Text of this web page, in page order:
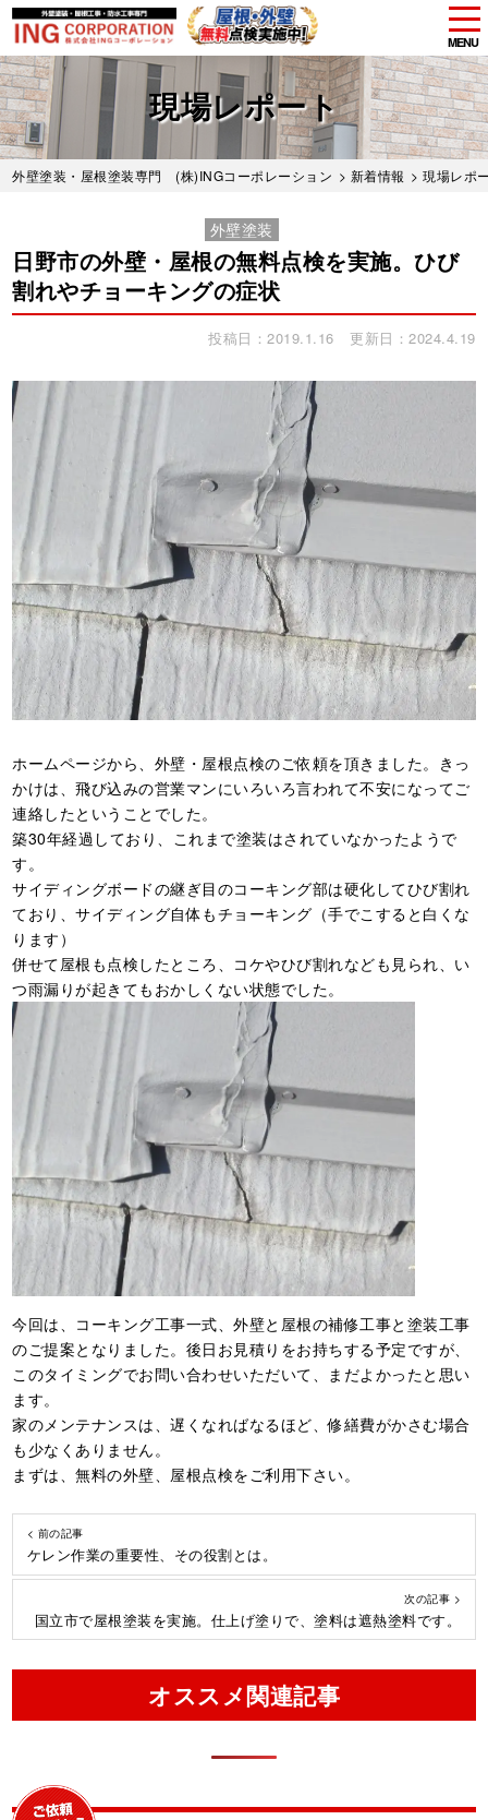
Skip
to
main
content
MENU
現場レポート
外壁塗装・屋根塗装専門 (株)INGコーポレーション > 新着情報 >現場レポ
外壁塗装
日野市の外壁・屋根の無料点検を実施。ひび
割れやチョーキングの症状
投稿日：2019.1.16 更新日：2024.4.19
ホームページから、外壁・屋根点検のご依頼を頂きました。きっ
かけは、飛び込みの営業マンにいろいろ言われて不安になってご
連絡したということでした。
築30年経過しており、これまで塗装はされていなかったようで
す。
サイディングボードの継ぎ目のコーキング部は硬化してひび割れ
ており、サイディング自体もチョーキング（手でこすると白くな
ります）
併せて屋根も点検したところ、コケやひび割れなども見られ、い
つ雨漏りが起きてもおかしくない状態でした。
今回は、コーキング工事一式、外壁と屋根の補修工事と塗装工事
のご提案となりました。後日お見積りをお持ちする予定ですが、
このタイミングでお問い合わせいただいて、まだよかったと思い
ます。
家のメンテナンスは、遅くなればなるほど、修繕費がかさむ場合
も少なくありません。
まずは、無料の外壁、屋根点検をご利用下さい。
< 前の記事
ケレン作業の重要性、その役割とは。
次の記事 >
国立市で屋根塗装を実施。仕上げ塗りで、塗料は遮熱塗料です。
オススメ関連記事